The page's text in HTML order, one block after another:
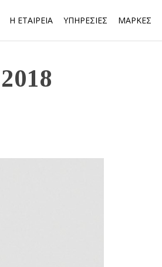
Η ΕΤΑΙΡΕΙΑ ΥΠΗΡΕΣΙΕΣ ΜΑΡΚΕΣ